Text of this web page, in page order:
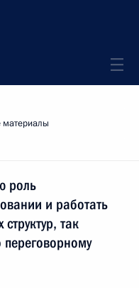
роль
и работать
так